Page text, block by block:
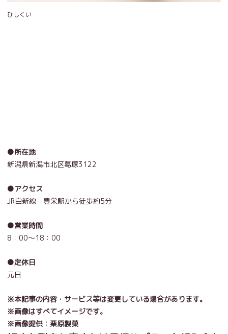
ひしくい
●所在地
新潟県新潟市北区葛塚3122
●アクセス
JR白新線 豊栄駅から徒歩約5分
●営業時間
8：00～18：00
●定休日
元日
※本記事の内容・サービス等は変更している場合があります。
※画像はすべてイメージです。
※画像提供：栗原製菓